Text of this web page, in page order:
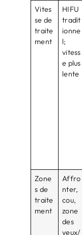
Vites
se de
traite
ment
HIFU
tradit
ionne
l;
vitess
e plus
lente
Zone
s de
traite
ment
Affro
nter,
cou,
zone
des
yeux/